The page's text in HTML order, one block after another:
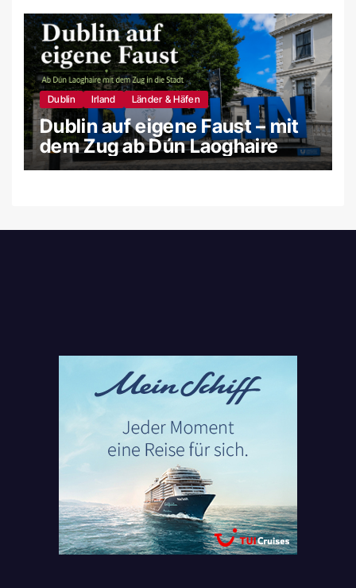
Dublin Irland Länder & Häfen
Dublin auf eigene Faust – mit
dem Zug ab Dún Laoghaire